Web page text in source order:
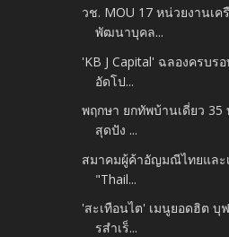
วช. MOU 17 หน่วยงานเค
พัฒนาบุคล...
'KB J Capital' ฉลองครบร
อัดโป...
พฤกษา ยกทัพบ้านเดี่ยว 35
สุดปัง ...
สมาคมผู้ค้าอัญมณีไทยและ
"Thail...
'สะเทือนไต' เมนูยอดฮิต บุ
รสำเร็...